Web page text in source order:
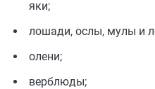
яки;
лошади, ослы, мулы и
олени;
верблюды;